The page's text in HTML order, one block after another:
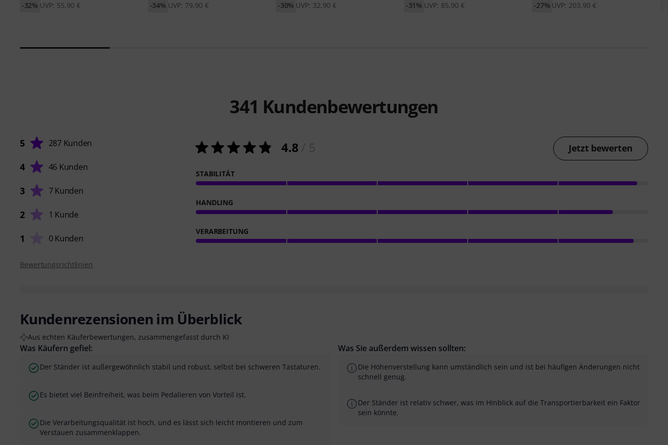
UVP: 55,90 €
-32% UVP: 79,90 €
-34% UVP: 32,90 €
-30% UVP: 85,90 €
-31% UVP: 203,90 €
-27%
341 Kundenbewertungen
5 287 Kunden
4 46 Kunden
3 7 Kunden
2 1 Kunde
1 0 Kunden
4.8 Jetzt bewerten
STABILITÄT
HANDLING
VERARBEITUNG
Bewertungsrichtlinien
Kundenrezensionen im Überblick
Aus echten Käuferbewertungen, zusammengefasst durch KI
Was Käufern gefiel:
Der Ständer ist außergewöhnlich stabil und robust, selbst bei schweren Tastaturen.
Es bietet viel Beinfreiheit, was beim Pedalieren von Vorteil ist.
Die Verarbeitungsqualität ist hoch, und es lässt sich leicht montieren und zum
Verstauen zusammenklappen.
Was Sie außerdem wissen sollten:
Die Höhenverstellung kann umständlich sein und ist bei häufigen Änderungen nicht
schnell genug.
Der Ständer ist relativ schwer, was im Hinblick auf die Transportierbarkeit ein Faktor
sein könnte.